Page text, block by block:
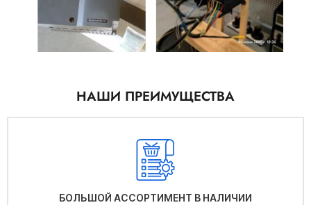
НАШИ ПРЕИМУЩЕСТВА
БОЛЬШОЙ АССОРТИМЕНТ В НАЛИЧИИ